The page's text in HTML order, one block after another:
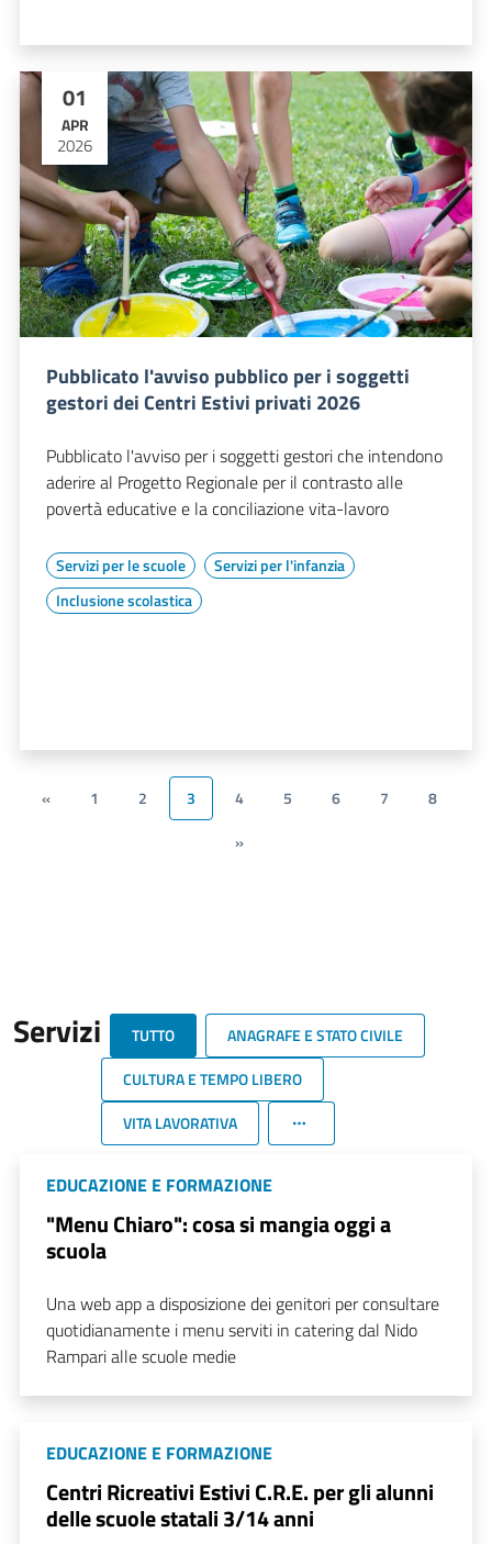
01
APR
2026
Pubblicato l'avviso pubblico per i soggetti
gestori dei Centri Estivi privati 2026
Pubblicato l'avviso per i soggetti gestori che intendono
aderire al Progetto Regionale per il contrasto alle
povertà educative e la conciliazione vita-lavoro
Servizi per le scuole
Servizi per l'infanzia
Inclusione scolastica
« 1 2 3 4 5 6 7
8
»
Servizi TUTTO
ANAGRAFE E STATO CIVILE
CULTURA E TEMPO LIBERO
VITA LAVORATIVA
EDUCAZIONE E FORMAZIONE
"Menu Chiaro": cosa si mangia oggi a
scuola
Una web app a disposizione dei genitori per consultare
quotidianamente i menu serviti in catering dal Nido
Rampari alle scuole medie
EDUCAZIONE E FORMAZIONE
Centri Ricreativi Estivi C.R.E. per gli alunni
delle scuole statali 3/14 anni